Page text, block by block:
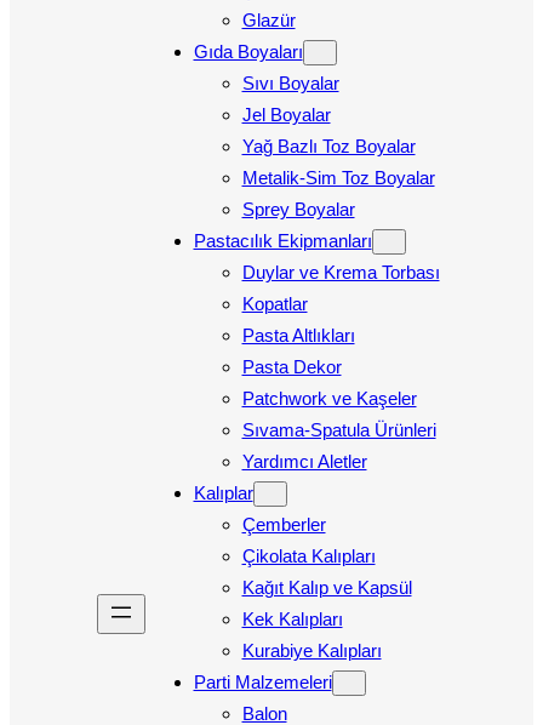
Glazür
Gıda Boyaları
Sıvı Boyalar
Jel Boyalar
Yağ Bazlı Toz Boyalar
Metalik-Sim Toz Boyalar
Sprey Boyalar
Pastacılık Ekipmanları
Duylar ve Krema Torbası
Kopatlar
Pasta Altlıkları
Pasta Dekor
Patchwork ve Kaşeler
Sıvama-Spatula Ürünleri
Yardımcı Aletler
Kalıplar
Çemberler
Çikolata Kalıpları
Kağıt Kalıp ve Kapsül
Kek Kalıpları
Kurabiye Kalıpları
Parti Malzemeleri
Balon